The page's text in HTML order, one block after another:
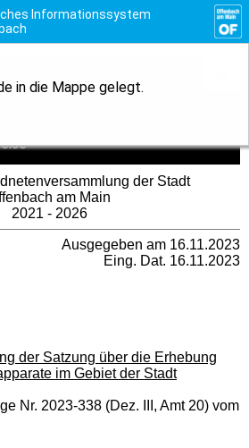
Informationssystem
in die Mappe gelegt.
der Stadt
am Main
2021 - 2026
Ausgegeben am 16.11.2023
Eing. Dat. 16.11.2023
der Satzung über die Erhebung
im Gebiet der Stadt
Nr. 2023-338 (Dez. III, Amt 20) vom